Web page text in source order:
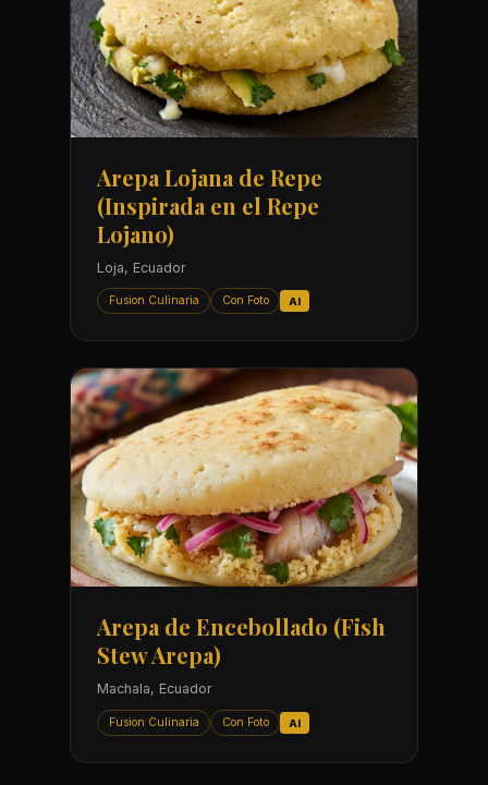
Arepa Lojana de Repe
(Inspirada en el Repe
Lojano)
Loja, Ecuador
Fusion Culinaria Con Foto AI
Arepa de Encebollado (Fish
Stew Arepa)
Machala, Ecuador
Fusion Culinaria Con Foto AI